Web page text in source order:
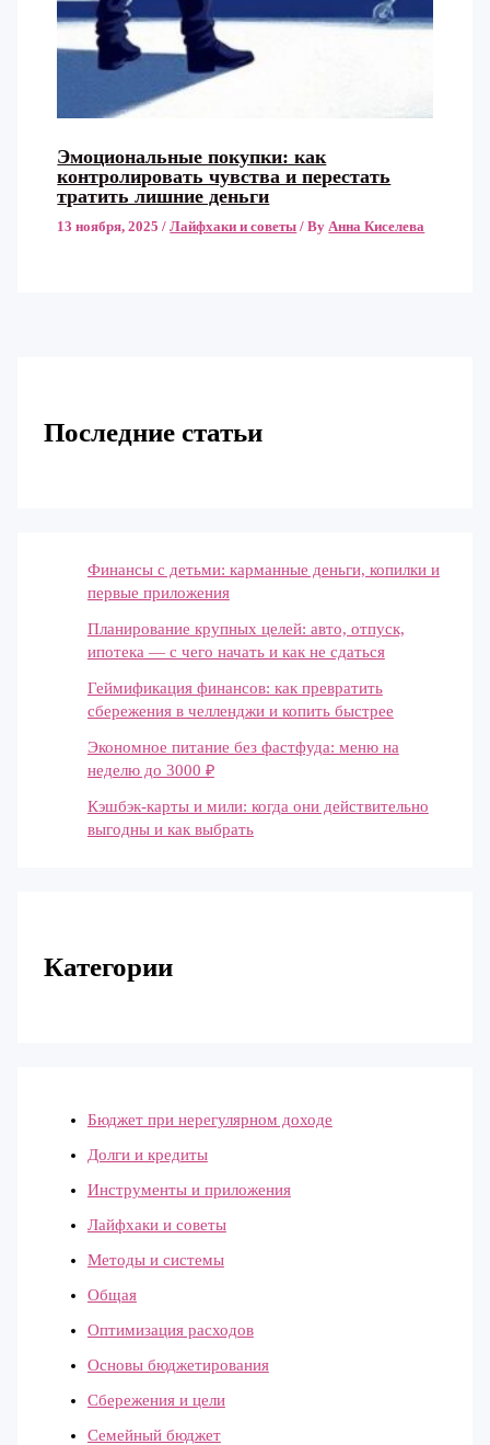
Эмоциональные покупки: как
контролировать чувства и перестать
тратить лишние деньги
13 ноября, 2025/Лайфхаки и советы / ByАнна Киселева
Последние статьи
Финансы с детьми: карманные деньги, копилки и
первые приложения
Планирование крупных целей: авто, отпуск,
ипотека — с чего начать и как не сдаться
Геймификация финансов: как превратить
сбережения в челленджи и копить быстрее
Экономное питание без фастфуда: меню на
неделю до 3000 ₽
Кэшбэк-карты и мили: когда они действительно
выгодны и как выбрать
Категории
Бюджет при нерегулярном доходе
Долги и кредиты
Инструменты и приложения
Лайфхаки и советы
Методы и системы
Общая
Оптимизация расходов
Основы бюджетирования
Сбережения и цели
Семейный бюджет